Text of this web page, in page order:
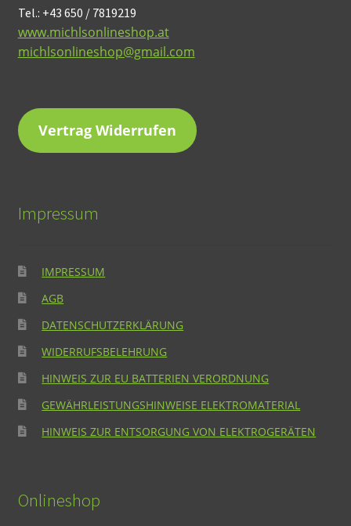
Tel.: +43 650 / 7819219
www.michlsonlineshop.at
michlsonlineshop@gmail.com
Vertrag Widerrufen
Impressum
IMPRESSUM
AGB
DATENSCHUTZERKLÄRUNG
WIDERRUFSBELEHRUNG
HINWEIS ZUR EU BATTERIEN VERORDNUNG
GEWÄHRLEISTUNGSHINWEISE ELEKTROMATERIAL
HINWEIS ZUR ENTSORGUNG VON ELEKTROGERÄTEN
Onlineshop